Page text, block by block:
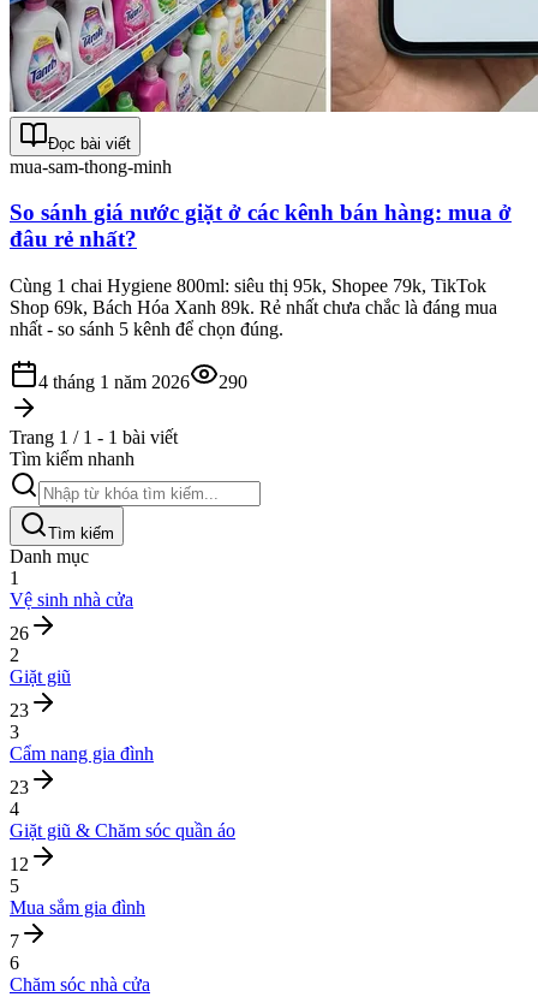
Đọc bài viết
mua-sam-thong-minh
So sánh giá nước giặt ở các kênh bán hàng: mua ở
đâu rẻ nhất?
Cùng 1 chai Hygiene 800ml: siêu thị 95k, Shopee 79k, TikTok
Shop 69k, Bách Hóa Xanh 89k. Rẻ nhất chưa chắc là đáng mua
nhất - so sánh 5 kênh để chọn đúng.
4 tháng 1 năm 2026 290
Trang 1 / 1 - 1 bài viết
Tìm kiếm nhanh
Tìm kiếm
Danh mục
1
Vệ sinh nhà cửa
26
2
Giặt giũ
23
3
Cẩm nang gia đình
23
4
Giặt giũ & Chăm sóc quần áo
12
5
Mua sắm gia đình
7
6
Chăm sóc nhà cửa